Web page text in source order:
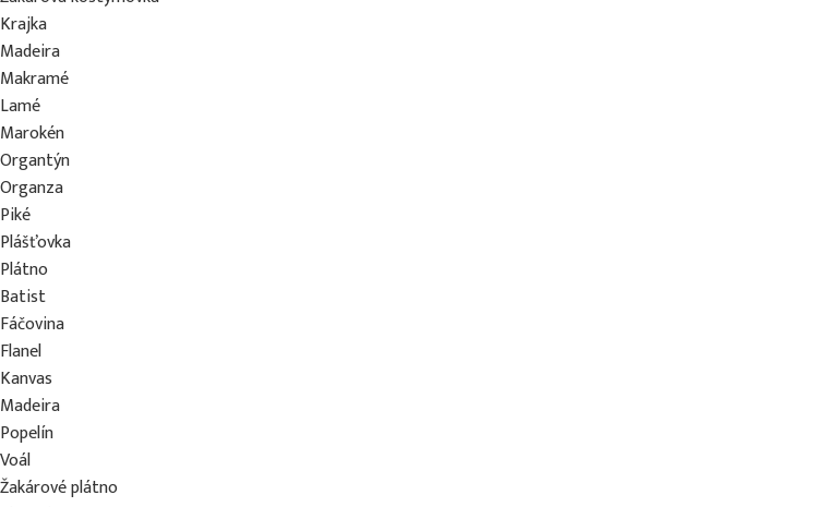
Krajka
Madeira
Makramé
Lamé
Marokén
Organtýn
Organza
Piké
Plášťovka
Plátno
Batist
Fáčovina
Flanel
Kanvas
Madeira
Popelín
Voál
Žakárové plátno